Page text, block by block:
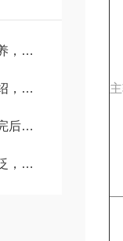
？
！
看？
面